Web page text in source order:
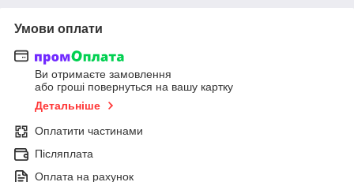
Умови оплати
Ви отримаєте замовлення
або гроші повернуться на вашу картку
Детальніше
Оплатити частинами
Післяплата
Оплата на рахунок